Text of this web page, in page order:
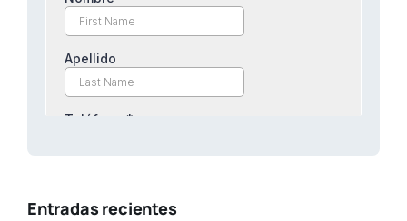
Entradas recientes